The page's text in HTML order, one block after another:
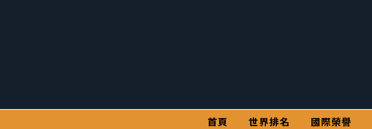
首頁 世界排名 國際榮譽